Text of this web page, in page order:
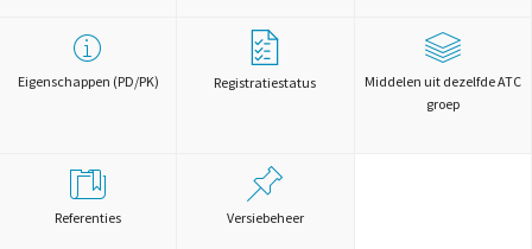
Eigenschappen (PD/PK) Registratiestatus
Middelen uit dezelfde ATC
groep
Referenties Versiebeheer